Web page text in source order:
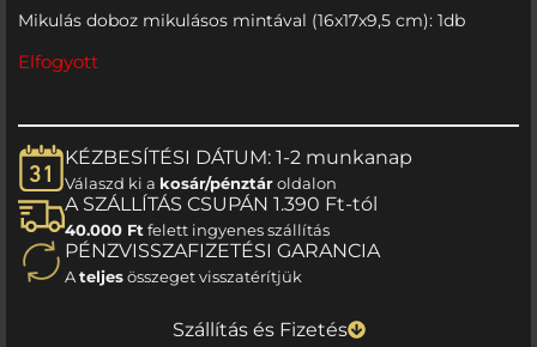
Mikulás doboz mikulásos mintával (16x17x9,5 cm): 1db
Elfogyott
KÉZBESÍTÉSI DÁTUM: 1-2 munkanap
Válaszd ki a kosár/pénztároldalon
A SZÁLLÍTÁS CSUPÁN 1.390 Ft-tól
40.000 Ft felett ingyenes szállítás
PÉNZVISSZAFIZETÉSI GARANCIA
Ateljesösszeget visszatérítjük
Szállítás és Fizetés